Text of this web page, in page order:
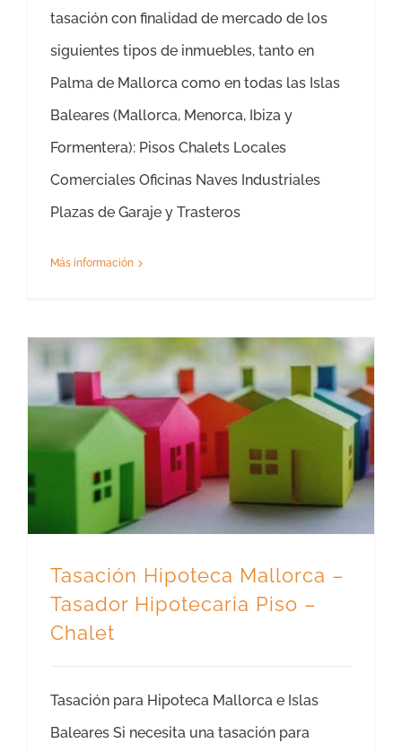
tasación con finalidad de mercado de los
siguientes tipos de inmuebles, tanto en
Palma de Mallorca como en todas las Islas
Baleares (Mallorca, Menorca, Ibiza y
Formentera): Pisos Chalets Locales
Comerciales Oficinas Naves Industriales
Plazas de Garaje y Trasteros
Más información
Tasación Hipoteca Mallorca –
Tasador Hipotecaria Piso –
Chalet
Tasación para Hipoteca Mallorca e Islas
Baleares Si necesita una tasación para